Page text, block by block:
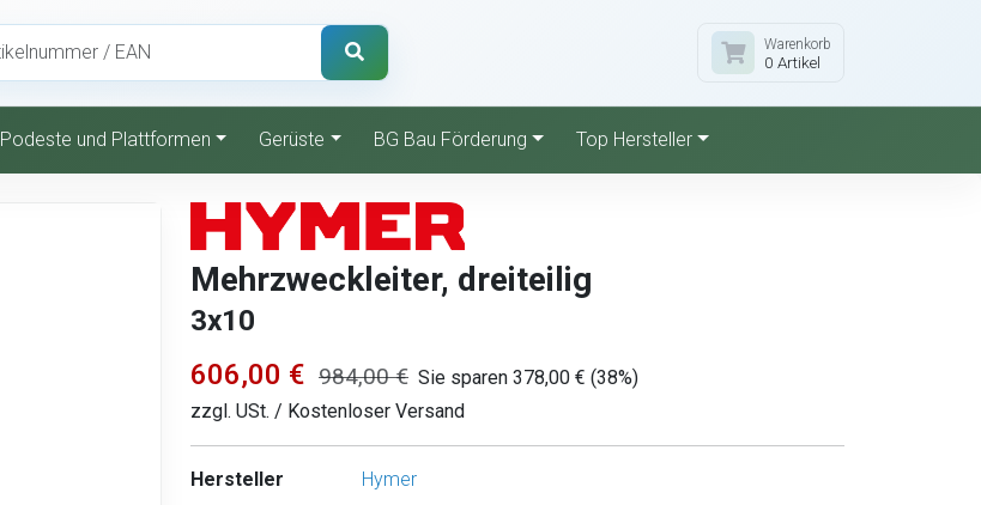
Warenkorb
0 Artikel
Podeste und Plattformen Gerüste BG Bau Förderung Top Hersteller
Mehrzweckleiter, dreiteilig
3x10
606,00 € 984,00 € Sie sparen 378,00 € (38%)
zzgl. USt. / Kostenloser Versand
Hersteller
Hymer